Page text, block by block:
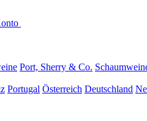
Port, Sherry & Co.
Portugal Österreich Deutschland